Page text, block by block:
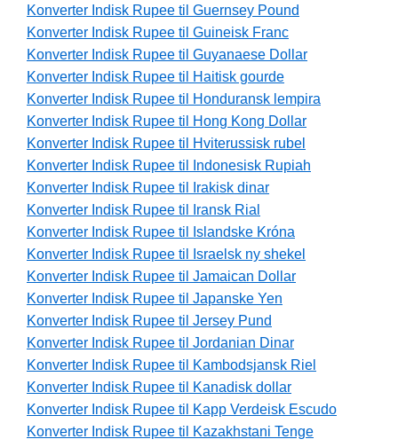
Konverter Indisk Rupee til Guernsey Pound
Konverter Indisk Rupee til Guineisk Franc
Konverter Indisk Rupee til Guyanaese Dollar
Konverter Indisk Rupee til Haitisk gourde
Konverter Indisk Rupee til Honduransk lempira
Konverter Indisk Rupee til Hong Kong Dollar
Konverter Indisk Rupee til Hviterussisk rubel
Konverter Indisk Rupee til Indonesisk Rupiah
Konverter Indisk Rupee til Irakisk dinar
Konverter Indisk Rupee til Iransk Rial
Konverter Indisk Rupee til Islandske Króna
Konverter Indisk Rupee til Israelsk ny shekel
Konverter Indisk Rupee til Jamaican Dollar
Konverter Indisk Rupee til Japanske Yen
Konverter Indisk Rupee til Jersey Pund
Konverter Indisk Rupee til Jordanian Dinar
Konverter Indisk Rupee til Kambodsjansk Riel
Konverter Indisk Rupee til Kanadisk dollar
Konverter Indisk Rupee til Kapp Verdeisk Escudo
Konverter Indisk Rupee til Kazakhstani Tenge